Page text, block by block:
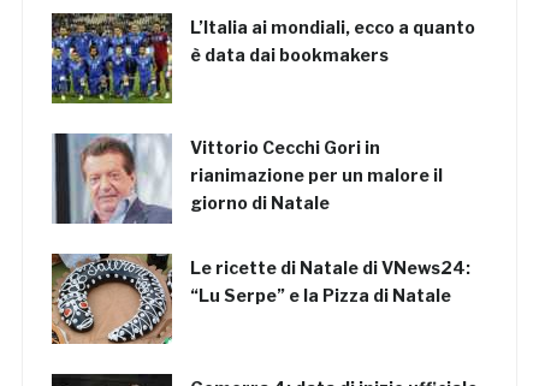
L’Italia ai mondiali, ecco a quanto
è data dai bookmakers
Vittorio Cecchi Gori in
rianimazione per un malore il
giorno di Natale
Le ricette di Natale di VNews24:
“Lu Serpe” e la Pizza di Natale